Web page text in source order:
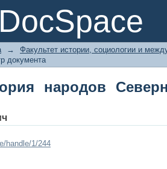
народов
→ Факультет истории, социологии и
документа
народов
handle/1/244